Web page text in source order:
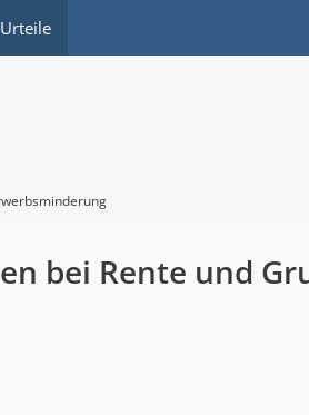
bei Rente und